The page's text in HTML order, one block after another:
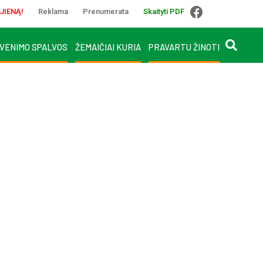
Reklama Prenumerata Skaityti PDF
SPALVOS ŽEMAIČIAI KURIA PRAVARTU ŽINOTI